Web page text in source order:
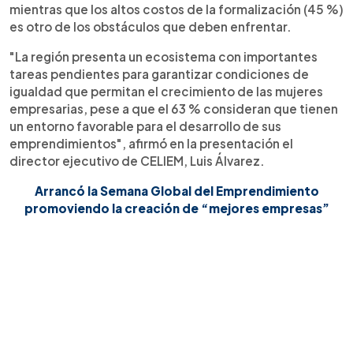
mientras que los altos costos de la formalización (45 %)
es otro de los obstáculos que deben enfrentar.
"La región presenta un ecosistema con importantes
tareas pendientes para garantizar condiciones de
igualdad que permitan el crecimiento de las mujeres
empresarias, pese a que el 63 % consideran que tienen
un entorno favorable para el desarrollo de sus
emprendimientos", afirmó en la presentación el
director ejecutivo de CELIEM, Luis Álvarez.
Arrancó la Semana Global del Emprendimiento
promoviendo la creación de “mejores empresas”